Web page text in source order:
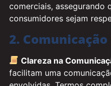
comerciais, assegurando
consumidores sejam
2. Comunicação
Clareza na
facilitam uma